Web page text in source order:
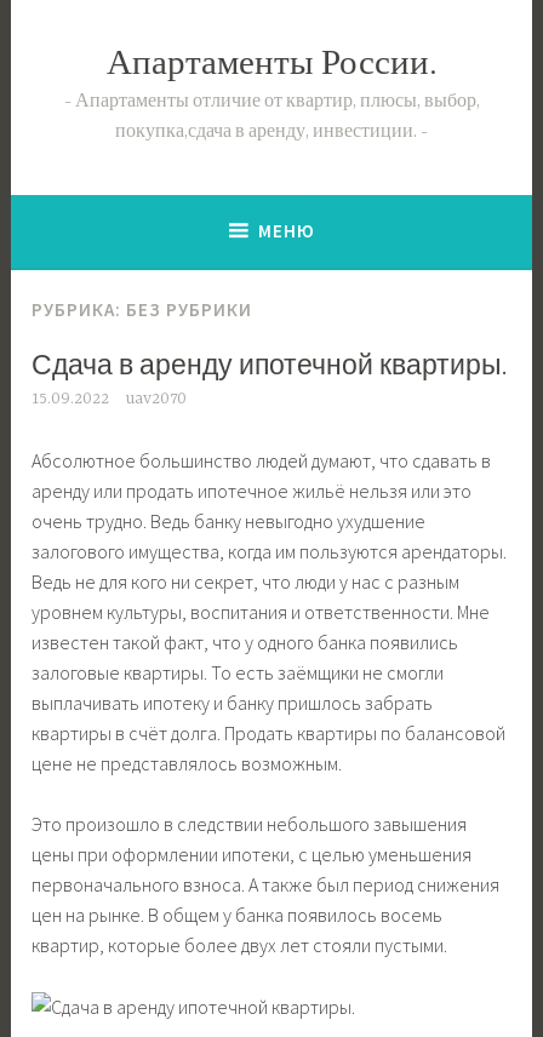
содержимомуАпартаменты России.
Апартаменты отличие от квартир, плюсы, выбор,
покупка,сдача в аренду, инвестиции.
МЕНЮ
РУБРИКА: БЕЗ РУБРИКИ
Сдача в аренду ипотечной квартиры.
15.09.2022 uav2070
Абсолютное большинство людей думают, что сдавать в
аренду или продать ипотечное жильё нельзя или это
очень трудно. Ведь банку невыгодно ухудшение
залогового имущества, когда им пользуются арендаторы.
Ведь не для кого ни секрет, что люди у нас с разным
уровнем культуры, воспитания и ответственности. Мне
известен такой факт, что у одного банка появились
залоговые квартиры. То есть заёмщики не смогли
выплачивать ипотеку и банку пришлось забрать
квартиры в счёт долга. Продать квартиры по балансовой
цене не представлялось возможным.
Это произошло в следствии небольшого завышения
цены при оформлении ипотеки, с целью уменьшения
первоначального взноса. А также был период снижения
цен на рынке. В общем у банка появилось восемь
квартир, которые более двух лет стояли пустыми.